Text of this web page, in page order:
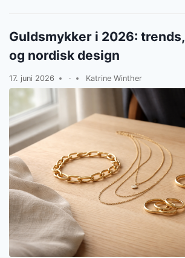
Guldsmykker i 2026:
og nordisk design
17. juni 2026 · Katrine Winther